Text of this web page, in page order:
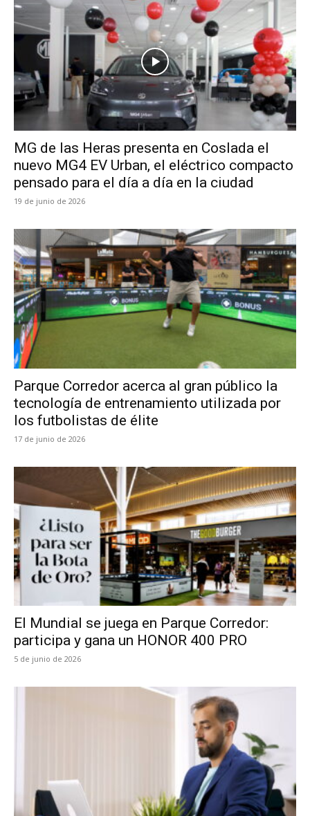
MG de las Heras presenta en Coslada el
nuevo MG4 EV Urban, el eléctrico compacto
pensado para el día a día en la ciudad
19 de junio de 2026
Parque Corredor acerca al gran público la
tecnología de entrenamiento utilizada por
los futbolistas de élite
17 de junio de 2026
El Mundial se juega en Parque Corredor:
participa y gana un HONOR 400 PRO
5 de junio de 2026